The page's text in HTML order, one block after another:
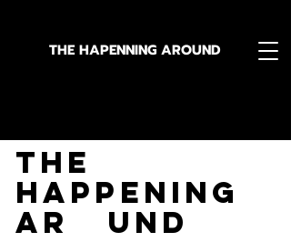
THE HAPENNING AROUND
The
Happening
Ar und